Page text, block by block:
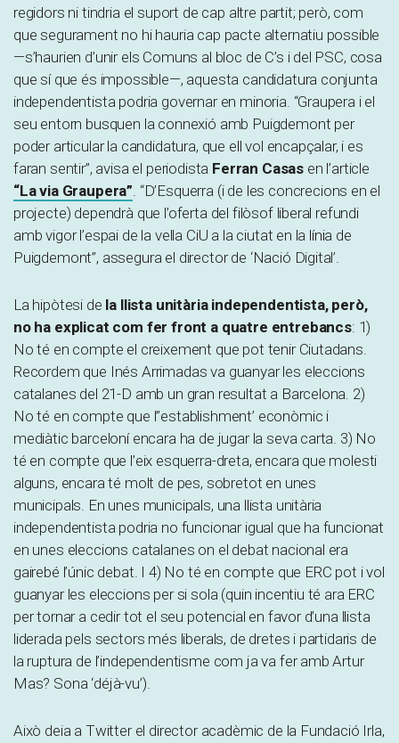
regidors ni tindria el suport de cap altre partit; però, com
que segurament no hi hauria cap pacte alternatiu possible
—s’haurien d’unir els Comuns al bloc de C’s i del PSC, cosa
que sí que és impossible—, aquesta candidatura conjunta
independentista podria governar en minoria. “Graupera i el
seu entorn busquen la connexió amb Puigdemont per
poder articular la candidatura, que ell vol encapçalar, i es
faran sentir”, avisa el periodista Ferran Casas en l’article
“La via Graupera” . “D’Esquerra (i de les concrecions en el
projecte) dependrà que l’oferta del filòsof liberal refundi
amb vigor l’espai de la vella CiU a la ciutat en la línia de
Puigdemont”, assegura el director de ‘Nació Digital’.
La hipòtesi de la llista unitària independentista, però,
no ha explicat com fer front a quatre entrebancs: 1)
No té en compte el creixement que pot tenir Ciutadans.
Recordem que Inés Arrimadas va guanyar les eleccions
catalanes del 21-D amb un gran resultat a Barcelona. 2)
No té en compte que l”establishment’ econòmic i
mediàtic barceloní encara ha de jugar la seva carta. 3) No
té en compte que l’eix esquerra-dreta, encara que molesti
alguns, encara té molt de pes, sobretot en unes
municipals. En unes municipals, una llista unitària
independentista podria no funcionar igual que ha funcionat
en unes eleccions catalanes on el debat nacional era
gairebé l’únic debat. I 4) No té en compte que ERC pot i vol
guanyar les eleccions per si sola (quin incentiu té ara ERC
per tornar a cedir tot el seu potencial en favor d’una llista
liderada pels sectors més liberals, de dretes i partidaris de
la ruptura de l’independentisme com ja va fer amb Artur
Mas? Sona ‘déjà-vu’).
Això deia a Twitter el director acadèmic de la Fundació Irla,